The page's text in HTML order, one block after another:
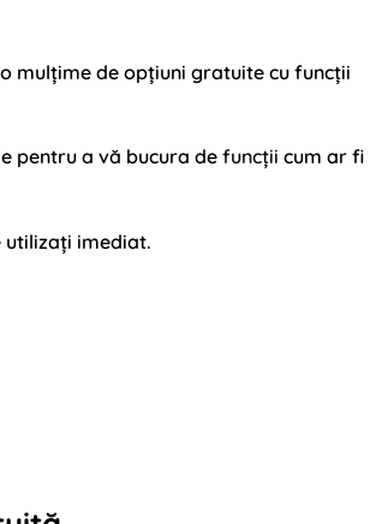
mulțime de opțiuni gratuite cu funcții
pentru a vă bucura de funcții cum ar fi
utilizați imediat.